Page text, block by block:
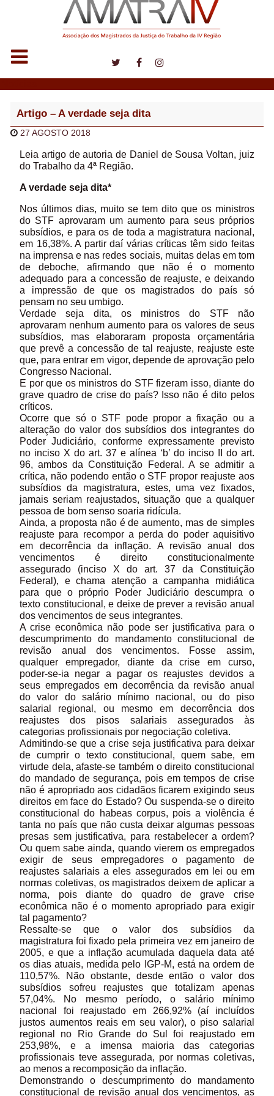
Artigo – A verdade seja dita
27 AGOSTO 2018
Leia artigo de autoria de Daniel de Sousa Voltan, juiz
do Trabalho da 4ª Região.
A verdade seja dita*
Nos últimos dias, muito se tem dito que os ministros
do STF aprovaram um aumento para seus próprios
subsídios, e para os de toda a magistratura nacional,
em 16,38%. A partir daí várias críticas têm sido feitas
na imprensa e nas redes sociais, muitas delas em tom
de deboche, afirmando que não é o momento
adequado para a concessão de reajuste, e deixando
a impressão de que os magistrados do país só
pensam no seu umbigo.
Verdade seja dita, os ministros do STF não
aprovaram nenhum aumento para os valores de seus
subsídios, mas elaboraram proposta orçamentária
que prevê a concessão de tal reajuste, reajuste este
que, para entrar em vigor, depende de aprovação pelo
Congresso Nacional.
E por que os ministros do STF fizeram isso, diante do
grave quadro de crise do país? Isso não é dito pelos
críticos.
Ocorre que só o STF pode propor a fixação ou a
alteração do valor dos subsídios dos integrantes do
Poder Judiciário, conforme expressamente previsto
no inciso X do art. 37 e alínea ‘b’ do inciso II do art.
96, ambos da Constituição Federal. A se admitir a
crítica, não podendo então o STF propor reajuste aos
subsídios da magistratura, estes, uma vez fixados,
jamais seriam reajustados, situação que a qualquer
pessoa de bom senso soaria ridícula.
Ainda, a proposta não é de aumento, mas de simples
reajuste para recompor a perda do poder aquisitivo
em decorrência da inflação. A revisão anual dos
vencimentos é direito constitucionalmente
assegurado (inciso X do art. 37 da Constituição
Federal), e chama atenção a campanha midiática
para que o próprio Poder Judiciário descumpra o
texto constitucional, e deixe de prever a revisão anual
dos vencimentos de seus integrantes.
A crise econômica não pode ser justificativa para o
descumprimento do mandamento constitucional de
revisão anual dos vencimentos. Fosse assim,
qualquer empregador, diante da crise em curso,
poder-se-ia negar a pagar os reajustes devidos a
seus empregados em decorrência da revisão anual
do valor do salário mínimo nacional, ou do piso
salarial regional, ou mesmo em decorrência dos
reajustes dos pisos salariais assegurados às
categorias profissionais por negociação coletiva.
Admitindo-se que a crise seja justificativa para deixar
de cumprir o texto constitucional, quem sabe, em
virtude dela, afaste-se também o direito constitucional
do mandado de segurança, pois em tempos de crise
não é apropriado aos cidadãos ficarem exigindo seus
direitos em face do Estado? Ou suspenda-se o direito
constitucional do habeas corpus, pois a violência é
tanta no país que não custa deixar algumas pessoas
presas sem justificativa, para restabelecer a ordem?
Ou quem sabe ainda, quando vierem os empregados
exigir de seus empregadores o pagamento de
reajustes salariais a eles assegurados em lei ou em
normas coletivas, os magistrados deixem de aplicar a
norma, pois diante do quadro de grave crise
econômica não é o momento apropriado para exigir
tal pagamento?
Ressalte-se que o valor dos subsídios da
magistratura foi fixado pela primeira vez em janeiro de
2005, e que a inflação acumulada daquela data até
os dias atuais, medida pelo IGP-M, está na ordem de
110,57%. Não obstante, desde então o valor dos
subsídios sofreu reajustes que totalizam apenas
57,04%. No mesmo período, o salário mínimo
nacional foi reajustado em 266,92% (aí incluídos
justos aumentos reais em seu valor), o piso salarial
regional no Rio Grande do Sul foi reajustado em
253,98%, e a imensa maioria das categorias
profissionais teve assegurada, por normas coletivas,
ao menos a recomposição da inflação.
Demonstrando o descumprimento do mandamento
constitucional de revisão anual dos vencimentos, as